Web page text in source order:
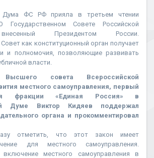
Дума ФС РФ прияла в третьем чтении
Государственном Совете Российской
Президентом России.
как конституционный орган получает
и полномочия, позволяющие развивать
власти.
Высшего совета Всероссийской
местного самоуправления, первый
фракции «Единая Россия» в
Думе Виктор Кидяев поддержал
органа и прокомментировал
отметить, что этот закон имеет
для местного самоуправления.
включение местного самоуправления в